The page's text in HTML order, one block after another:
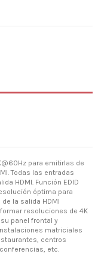
para emitirlas de
Todas las entradas
HDMI. Función EDID
óptima para
la salida HDMI
resoluciones de 4K
panel frontal y
matriciales
centros
etc.